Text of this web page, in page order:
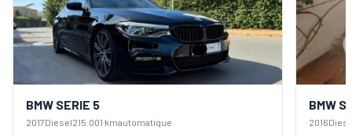
BMW SERIE 5
2017Diesel215.001 kmautomatique
BMW
2016